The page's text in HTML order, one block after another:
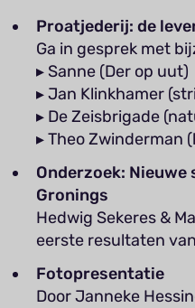
Proatjederij: de
Ga in gesprek met
▸ Sanne (Der op uut)
▸ Jan Klinkhamer
▸ De Zeisbrigade
▸ Theo Zwinderman
Onderzoek:
Gronings
Hedwig Sekeres &
eerste resultaten
Fotopresentatie
Door Janneke